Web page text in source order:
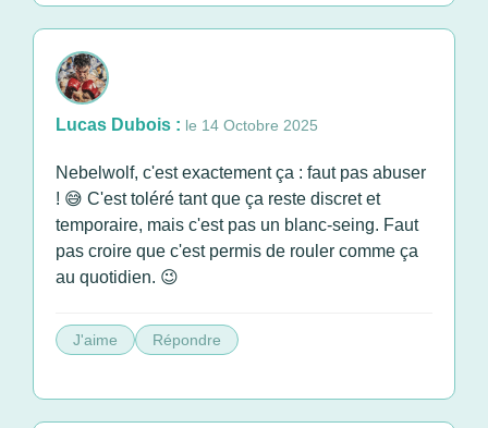
Lucas Dubois : le 14 Octobre 2025
Nebelwolf, c'est exactement ça : faut pas abuser
! 😅 C'est toléré tant que ça reste discret et
temporaire, mais c'est pas un blanc-seing. Faut
pas croire que c'est permis de rouler comme ça
au quotidien. 😉
J'aime Répondre